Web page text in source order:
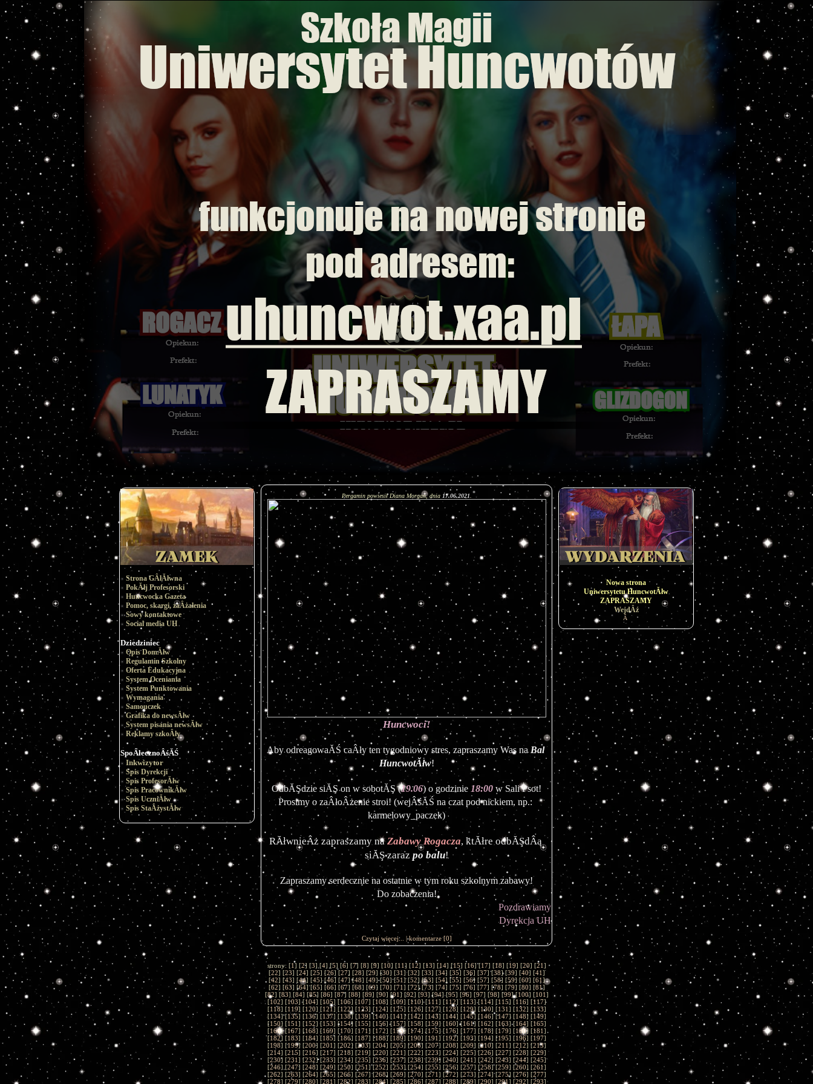
Strona GÂłĂłwna
PokĂłj Profesorski
Huncwocka Gazeta
Pomoc, skargi, zaÂżalenia
Sowy kontaktowe
Social media UH
Dziedziniec
Opis DomĂłw
Regulamin Szkolny
Oferta Edukacyjna
System Oceniania
System Punktowania
Wymagania
Samouczek
Grafika do newsĂłw
System pisania newsĂłw
Reklamy szkoÂły
SpoÂłecznoÂśĂŚ
Inkwizytor
Spis Dyrekcji
Spis ProfesorĂłw
Spis PracownikĂłw
Spis UczniĂłw
Spis StaÂżystĂłw
Pergamin powiesił Diana Morgan, dnia 17.06.2021
Huncwoci!
Aby odreagowaĂŚ caÂły ten tygodniowy stres, zapraszamy Was na Bal
HuncwotĂłw!
OdbĂŞdzie siĂŞ on w sobotĂŞ (19.06) o godzinie 18:00 w Sali Psot!
Prosimy o zaÂłoÂżenie stroi! (wejÂśĂŚ na czat pod nickiem, np.:
karmelowy_paczek)
RĂłwnieÂż zapraszamy na Zabawy Rogacza, ktĂłre odbĂŞdÂą
siĂŞ zaraz po balu!
Zapraszamy serdecznie na ostatnie w tym roku szkolnym zabawy!
Do zobaczenia!
Pozdrawiamy
Dyrekcja UH
Czytaj więcej... |komentarze[0]
strony: [1] [2] [3] [4] [5] [6] [7] [8] [9] [10] [11] [12] [13] [14] [15] [16] [17] [18] [19] [20] [21]
[22] [23] [24] [25] [26] [27] [28] [29] [30] [31] [32] [33] [34] [35] [36] [37] [38] [39] [40] [41]
[42] [43] [44] [45] [46] [47] [48] [49] [50] [51] [52] [53] [54] [55] [56] [57] [58] [59] [60] [61]
[62] [63] [64] [65] [66] [67] [68] [69] [70] [71] [72] [73] [74] [75] [76] [77] [78] [79] [80] [81]
[82] [83] [84] [85] [86] [87] [88] [89] [90] [91] [92] [93] [94] [95] [96] [97] [98] [99] [100] [101]
[102] [103] [104] [105] [106] [107] [108] [109] [110] [111] [112] [113] [114] [115] [116] [117]
[118] [119] [120] [121] [122] [123] [124] [125] [126] [127] [128] [129] [130] [131] [132] [133]
[134] [135] [136] [137] [138] [139] [140] [141] [142] [143] [144] [145] [146] [147] [148] [149]
[150] [151] [152] [153] [154] [155] [156] [157] [158] [159] [160] [161] [162] [163] [164] [165]
[166] [167] [168] [169] [170] [171] [172] [173] [174] [175] [176] [177] [178] [179] [180] [181]
[182] [183] [184] [185] [186] [187] [188] [189] [190] [191] [192] [193] [194] [195] [196] [197]
[198] [199] [200] [201] [202] [203] [204] [205] [206] [207] [208] [209] [210] [211] [212] [213]
[214] [215] [216] [217] [218] [219] [220] [221] [222] [223] [224] [225] [226] [227] [228] [229]
[230] [231] [232] [233] [234] [235] [236] [237] [238] [239] [240] [241] [242] [243] [244] [245]
[246] [247] [248] [249] [250] [251] [252] [253] [254] [255] [256] [257] [258] [259] [260] [261]
[262] [263] [264] [265] [266] [267] [268] [269] [270] [271] [272] [273] [274] [275] [276] [277]
[278] [279] [280] [281] [282] [283] [284] [285] [286] [287] [288] [289] [290] [291] [292] [293]
Nowa strona
Uniwersytetu HuncwotĂłw
ZAPRASZAMY
WejdÂź
Â